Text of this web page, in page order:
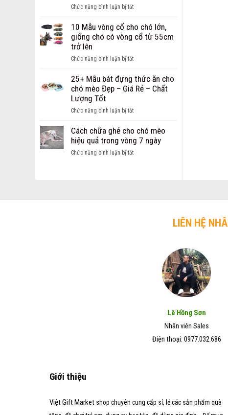
cho
Hot
nhất
nay
cửa
thú
cưng
cho
bạn
khởi
nghiệp
Chức năng bình luận bị tắtở
Mẫu
dây
xích
cho
chó
được
người
mua
nhất
10 Mẫu vòng cổ cho chó lớn,
giống chó có vòng cổ từ 55cm
trở lên
Chức năng bình luận bị tắtở
Mẫu
vòng
chó
giống
chó
có
25+ Mẫu bát đựng thức ăn cho
chó mèo Đẹp – Giá Rẻ – Chất
Lượng Tốt
Chức năng bình luận bị tắtở
Mẫu
bát
thức
Cách chữa ghẻ cho chó mèo
hiệu quả trong vòng 7 ngày
Chức năng bình luận bị tắtở
chó
LIÊN HỆ
Lê Hồng Sơn
Nhân viên Sales
Điện thoại: 0977.032.686
Giới thiệu
Việt Gift Marketshop chuyên cung cấp sỉ, lẻ các sản phẩm quà